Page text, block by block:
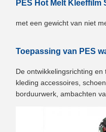
PES Hot Melt Kleeffilm
met een gewicht van niet
Toepassing van PES
De ontwikkelingsrichting
kleding accessoires,
borduurwerk, ambachten